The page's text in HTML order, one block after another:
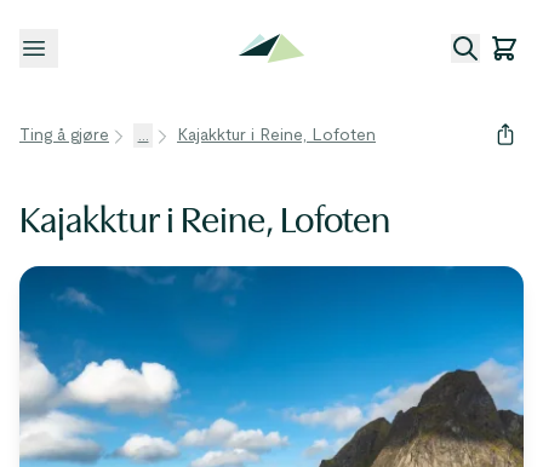
Åpne meny
Ting å gjøre ... Kajakktur i Reine, Lofoten
Kajakktur i Reine, Lofoten